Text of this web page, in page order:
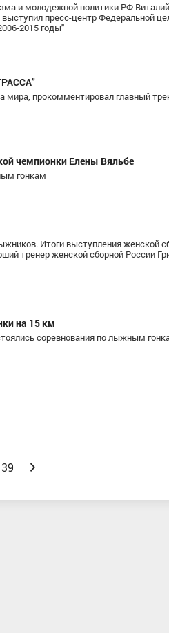
и молодежной политики РФ
выступил пресс-центр Федеральной
2015 годы"
прокомментировал главный
чемпионки Елены Вяльбе
гонкам
Итоги выступления женской
тренер женской сборной России
на 15 км
соревнования по лыжным
39 Вперед